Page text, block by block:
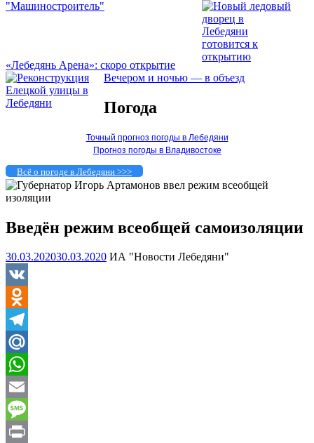
«Лебедянь Арена»: скоро открытие
Вечером и ночью — в объезд
Погода
Точный прогноз погоды в Лебедяни
Прогноз погоды в Владивостоке
Всё о погоде в Лебедяни >>>
Введён режим всеобщей самоизоляции
30.03.202030.03.2020 ИА "Новости Лебедяни"
VK
Odnoklassniki
Telegram
Mail.Ru
WhatsApp
Email
Message